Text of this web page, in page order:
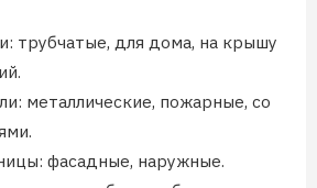
трубчатые, для дома, на крышу
металлические, пожарные, со
фасадные, наружные.